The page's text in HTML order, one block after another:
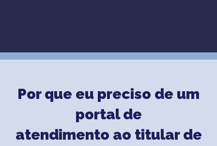
Por que eu preciso de um
portal de
atendimento ao titular de